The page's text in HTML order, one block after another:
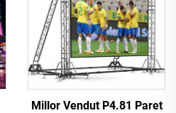
Millor Vendut P4.81 Paret